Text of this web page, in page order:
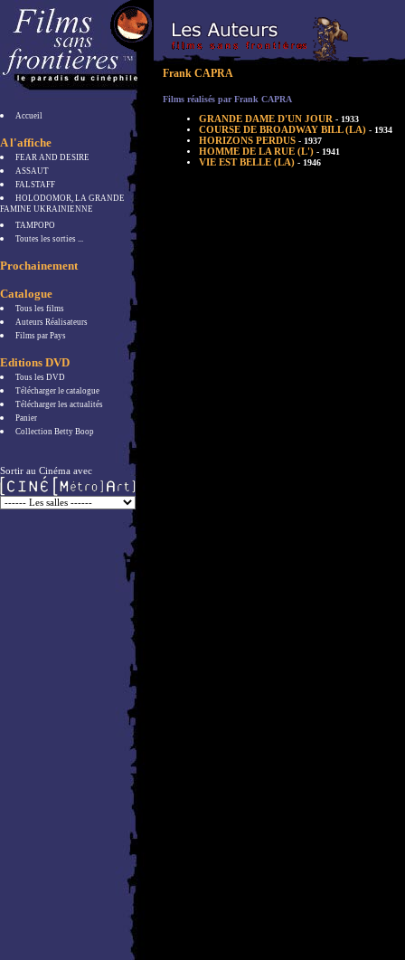
Accueil
A l'affiche
FEAR AND DESIRE
ASSAUT
FALSTAFF
HOLODOMOR, LA GRANDE
FAMINE UKRAINIENNE
TAMPOPO
Toutes les sorties ...
Prochainement
Catalogue
Tous les films
Auteurs Réalisateurs
Films par Pays
Editions DVD
Tous les DVD
Télécharger le catalogue
Télécharger les actualités
Panier
Collection Betty Boop
Sortir au Cinéma avec
Frank CAPRA
Films réalisés par Frank CAPRA
GRANDE DAME D'UN JOUR - 1933
COURSE DE BROADWAY BILL (LA) - 1934
HORIZONS PERDUS - 1937
HOMME DE LA RUE (L') - 1941
VIE EST BELLE (LA) - 1946